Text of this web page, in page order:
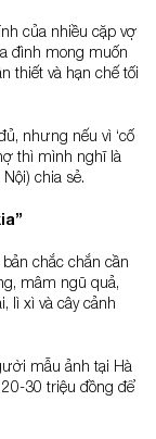
của nhiều cặp vợ
đình mong muốn
thiết và hạn chế tối
nhưng nếu vì ‘cố
thì mình nghĩ là
chia sẻ.
chắc chắn cần
mâm ngũ quả,
lì xì và cây cảnh
mẫu ảnh tại Hà
30 triệu đồng để